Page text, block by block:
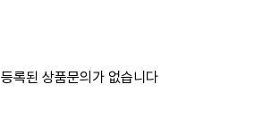
등록된 상품문의가 없습니다